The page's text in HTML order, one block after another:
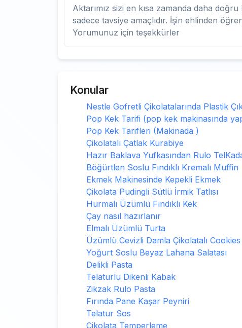
Aktarımız sizi en kısa zamanda daha
sadece tavsiye amaçlıdır. İşin ehlinden
Yorumunuz için teşekkürler
Konular
Nestle Gofretli Çikolatalarında Plastik
Pop Kek Tarifi (pop kek makinasında
Pop Kek Tarifleri (Makinada )
Çikolatalı Çatlak Kurabiye
Hazır Baklava Yufkasından Rulo
Böğürtlen Soslu Fındıklı Kremalı Muffin
Ekmek Makinesinde Kepekli Ekmek
Çikolata Pudingli Sütlü İrmik Tatlısı
Hurmalı Üzümlü Fındıklı Kek
Çay nasıl hazırlanır
Elmalı Üzümlü Turta
Üzümlü Cevizli Damla Çikolatalı Cookies
Yoğurt Soslu Beyaz Lahana Salatası
Delikli Pasta
Telaturlu Dikenli Kabak
Zikzak Rulo Pasta
Fırında Pane Kaşar Peyniri
Telatur Sos
Çikolata Temperleme